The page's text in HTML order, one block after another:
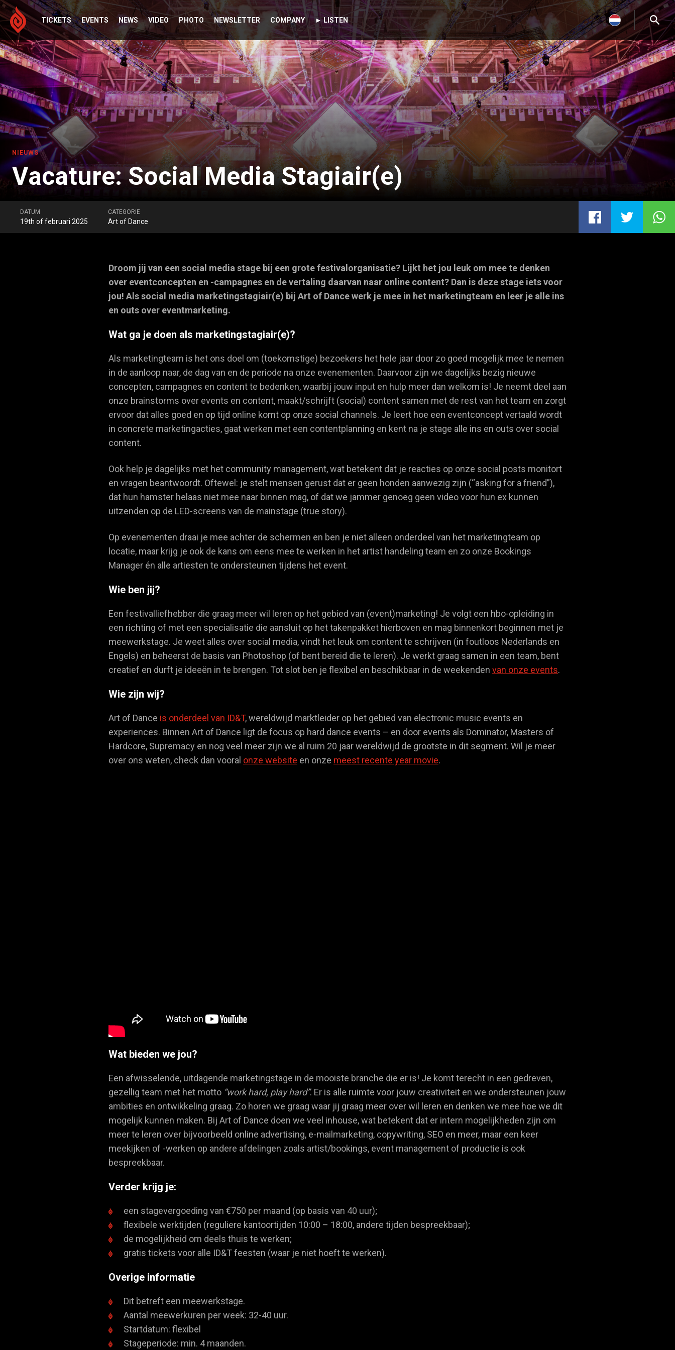
TICKETS EVENTS NEWS VIDEO PHOTO NEWSLETTER COMPANY ► LISTEN
NIEUWS
Vacature: Social Media Stagiair(e)
DATUM
19th of februari 2025
CATEGORIE
Art of Dance
Droom jij van een social media stage bij een grote festivalorganisatie? Lijkt het jou leuk om mee te denken
over eventconcepten en -campagnes en de vertaling daarvan naar online content? Dan is deze stage iets voor
jou! Als social media marketingstagiair(e) bij Art of Dance werk je mee in het marketingteam en leer je alle ins
en outs over eventmarketing.
Wat ga je doen als marketingstagiair(e)?
Als marketingteam is het ons doel om (toekomstige) bezoekers het hele jaar door zo goed mogelijk mee te nemen
in de aanloop naar, de dag van en de periode na onze evenementen. Daarvoor zijn we dagelijks bezig nieuwe
concepten, campagnes en content te bedenken, waarbij jouw input en hulp meer dan welkom is! Je neemt deel aan
onze brainstorms over events en content, maakt/schrijft (social) content samen met de rest van het team en zorgt
ervoor dat alles goed en op tijd online komt op onze social channels. Je leert hoe een eventconcept vertaald wordt
in concrete marketingacties, gaat werken met een contentplanning en kent na je stage alle ins en outs over social
content.
Ook help je dagelijks met het community management, wat betekent dat je reacties op onze social posts monitort
en vragen beantwoordt. Oftewel: je stelt mensen gerust dat er geen honden aanwezig zijn (“asking for a friend”),
dat hun hamster helaas niet mee naar binnen mag, of dat we jammer genoeg geen video voor hun ex kunnen
uitzenden op de LED-screens van de mainstage (true story).
Op evenementen draai je mee achter de schermen en ben je niet alleen onderdeel van het marketingteam op
locatie, maar krijg je ook de kans om eens mee te werken in het artist handeling team en zo onze Bookings
Manager én alle artiesten te ondersteunen tijdens het event.
Wie ben jij?
Een festivalliefhebber die graag meer wil leren op het gebied van (event)marketing! Je volgt een hbo-opleiding in
een richting of met een specialisatie die aansluit op het takenpakket hierboven en mag binnenkort beginnen met je
meewerkstage. Je weet alles over social media, vindt het leuk om content te schrijven (in foutloos Nederlands en
Engels) en beheerst de basis van Photoshop (of bent bereid die te leren). Je werkt graag samen in een team, bent
creatief en durft je ideeën in te brengen. Tot slot ben je flexibel en beschikbaar in de weekenden van onze events.
Wie zijn wij?
Art of Dance is onderdeel van ID&T, wereldwijd marktleider op het gebied van electronic music events en
experiences. Binnen Art of Dance ligt de focus op hard dance events – en door events als Dominator, Masters of
Hardcore, Supremacy en nog veel meer zijn we al ruim 20 jaar wereldwijd de grootste in dit segment. Wil je meer
over ons weten, check dan vooral onze website en onze meest recente year movie.
Wat bieden we jou?
Een afwisselende, uitdagende marketingstage in de mooiste branche die er is! Je komt terecht in een gedreven,
gezellig team met het motto “work hard, play hard”. Er is alle ruimte voor jouw creativiteit en we ondersteunen jouw
ambities en ontwikkeling graag. Zo horen we graag waar jij graag meer over wil leren en denken we mee hoe we dit
mogelijk kunnen maken. Bij Art of Dance doen we veel inhouse, wat betekent dat er intern mogelijkheden zijn om
meer te leren over bijvoorbeeld online advertising, e-mailmarketing, copywriting, SEO en meer, maar een keer
meekijken of -werken op andere afdelingen zoals artist/bookings, event management of productie is ook
bespreekbaar.
Verder krijg je:
een stagevergoeding van €750 per maand (op basis van 40 uur);
flexibele werktijden (reguliere kantoortijden 10:00 – 18:00, andere tijden bespreekbaar);
de mogelijkheid om deels thuis te werken;
gratis tickets voor alle ID&T feesten (waar je niet hoeft te werken).
Overige informatie
Dit betreft een meewerkstage.
Aantal meewerkuren per week: 32-40 uur.
Startdatum: flexibel
Stageperiode: min. 4 maanden.